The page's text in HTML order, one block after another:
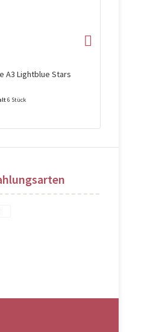
A3 Lightblue Stars
6 Stück
Login sichtbar!